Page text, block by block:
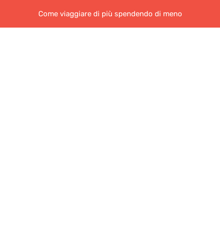
Come viaggiare di più spendendo di meno